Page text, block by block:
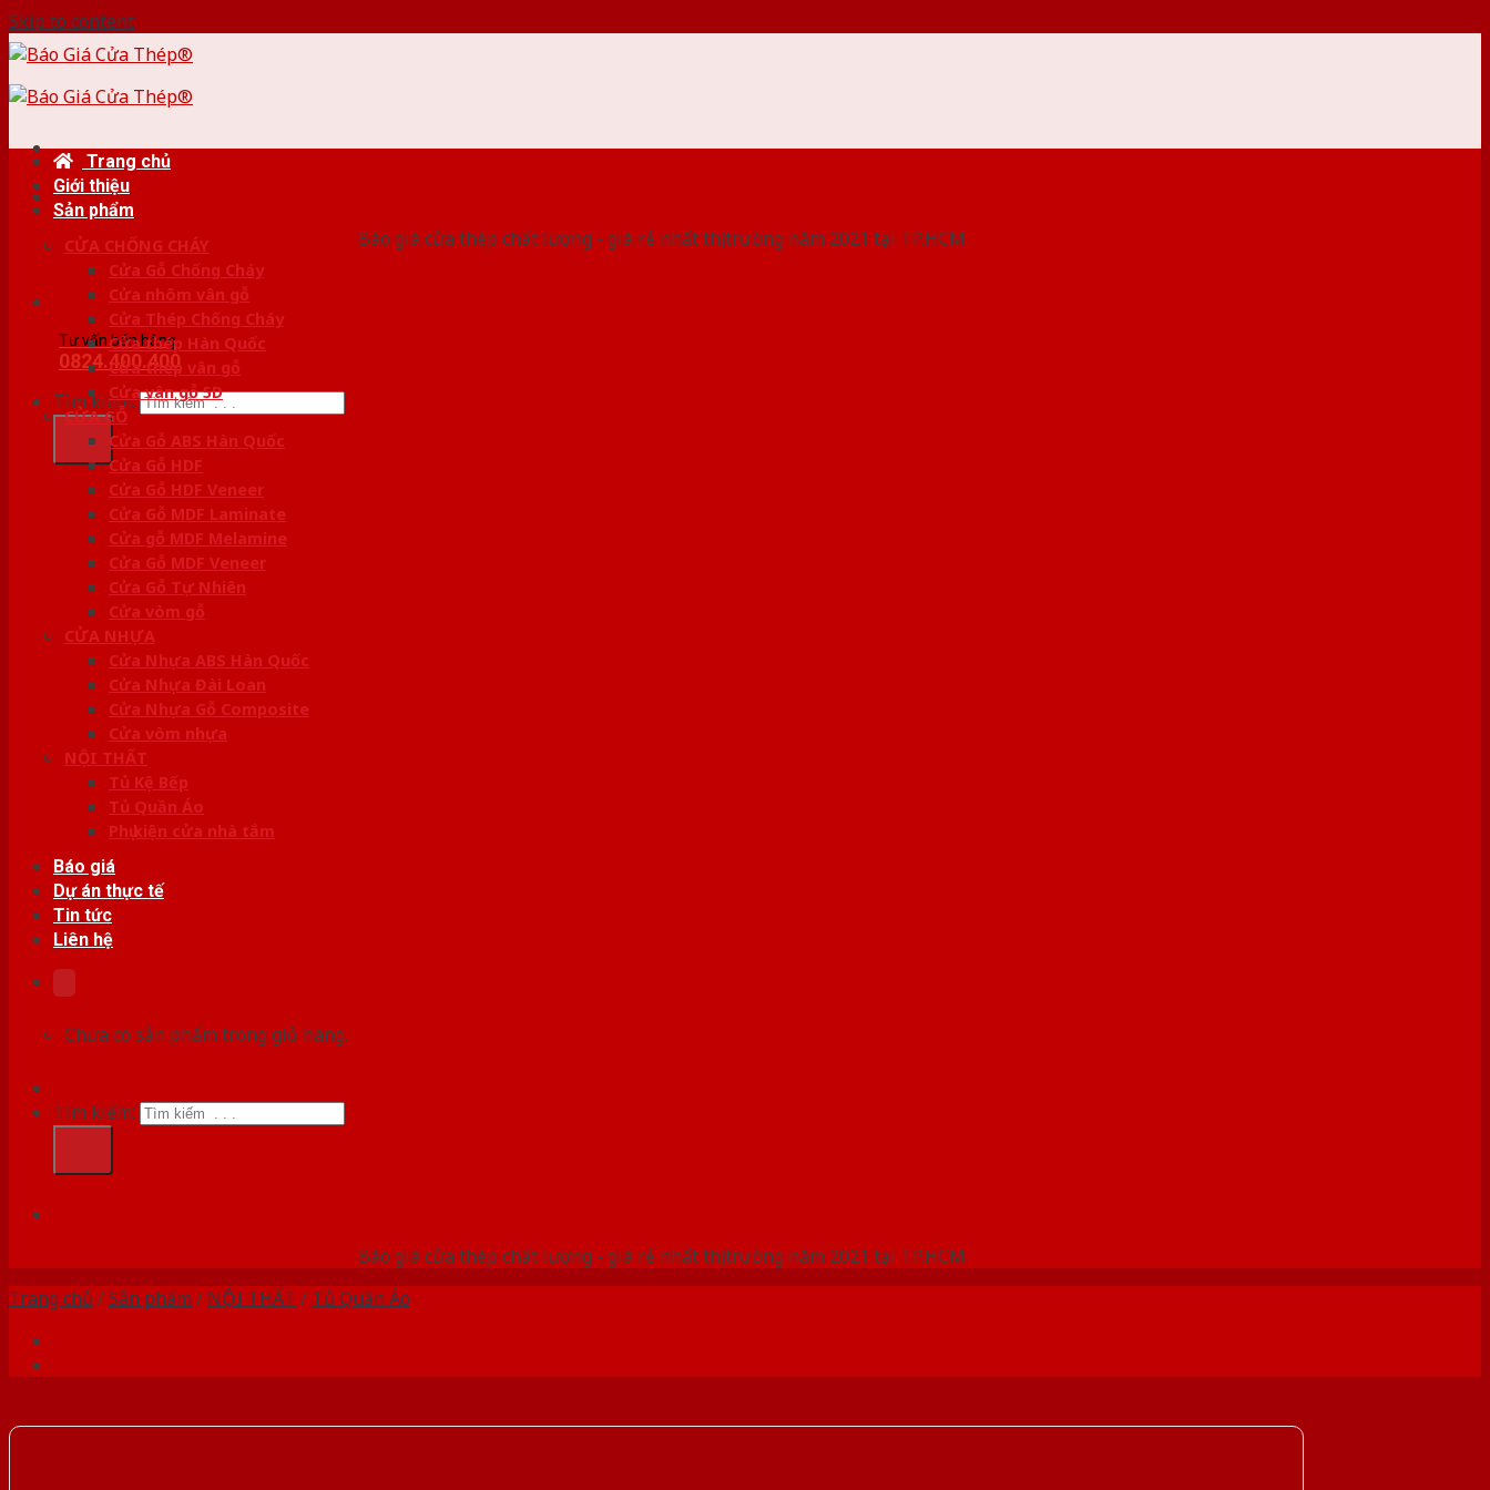
Skip to content
Báo giá cửa thép chất lượng - giá rẻ nhất thị trường năm 2021 tại TP.HCM
Tư vấn bán hàng
0824.400.400
Tìm kiếm:
Trang chủ
Giới thiệu
Sản phẩm
CỬA CHỐNG CHÁY
Cửa Gỗ Chống Cháy
Cửa nhôm vân gỗ
Cửa Thép Chống Cháy
Cửa thép Hàn Quốc
Cửa thép vân gỗ
Cửa vân gỗ 5D
CỬA GỖ
Cửa Gỗ ABS Hàn Quốc
Cửa Gỗ HDF
Cửa Gỗ HDF Veneer
Cửa Gỗ MDF Laminate
Cửa gỗ MDF Melamine
Cửa Gỗ MDF Veneer
Cửa Gỗ Tự Nhiên
Cửa vòm gỗ
CỬA NHỰA
Cửa Nhựa ABS Hàn Quốc
Cửa Nhựa Đài Loan
Cửa Nhựa Gỗ Composite
Cửa vòm nhựa
NỘI THẤT
Tủ Kệ Bếp
Tủ Quần Áo
Phụ kiện cửa nhà tắm
Báo giá
Dự án thực tế
Tin tức
Liên hệ
Chưa có sản phẩm trong giỏ hàng.
Tìm kiếm:
Báo giá cửa thép chất lượng - giá rẻ nhất thị trường năm 2021 tại TP.HCM
Trang chủ /Sản phẩm / NỘI THẤT / Tủ Quần Áo